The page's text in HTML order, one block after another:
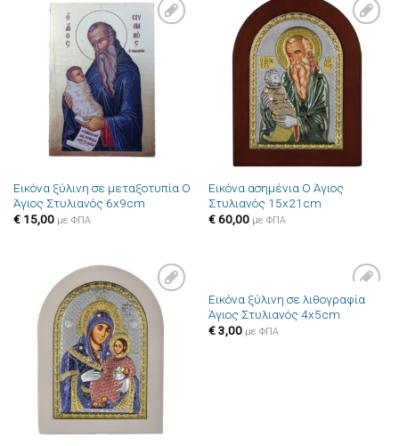
Πρόσθήκη
στην λίστα
επιθυμιών
Εικόνα ξύλινη σε μεταξοτυπία Ο
Άγιος Στυλιανός 6x9cm
€15,00 με ΦΠΑ
Πρόσθήκη
στην λίστα
επιθυμιών
Εικόνα ασημένια Ο Άγιος
Στυλιανός 15x21cm
€60,00 με ΦΠΑ
Πρόσθήκη
στην λίστα
επιθυμιών
Πρόσθήκη
στην λίστα
Εικόνα ξύλινη σε λιθογραφία
Άγιος Στυλιανός 4x5cm
€3,00 με ΦΠΑ